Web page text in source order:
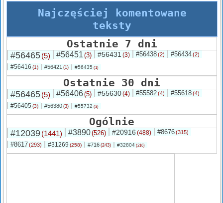
Najczęściej komentowane
teksty
Ostatnie 7 dni
#56465(5) #56451 (3) #56431 (3) #56438(2) #56434(2)
#56416 (1) #56421 (1) #56435 (1)
Ostatnie 30 dni
#56465(5) #56406(5) #55630(4) #55582(4) #55618(4)
#56405 (3) #56380 (3) #55732 (3)
Ogólnie
#12039(1441) #3890(526) #20916 (488) #8676(315)
#8617(293) #31269 (258) #716 (243) #32804 (216)